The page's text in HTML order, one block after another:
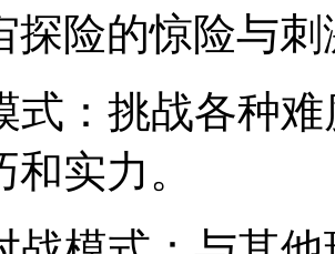
探险的惊险与刺
式：挑战各种
实力。